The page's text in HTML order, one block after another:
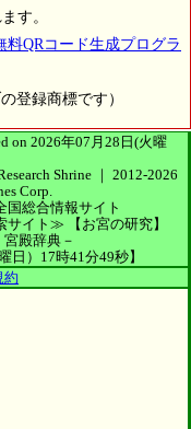
す。
料QRコード生成プログラ
登録商標です）
on 2026年07月28日(火曜
Shrine ｜ 2012-2026
Corp.
国総合情報サイト
サイト≫
【お宮の研究】
殿辞典－
日）17時41分49秒】
約